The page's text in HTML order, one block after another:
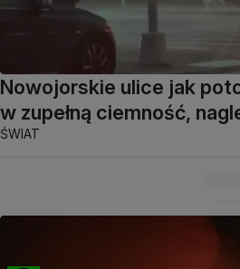
Nowojorskie ulice jak
w zupełną ciemność,
ŚWIAT